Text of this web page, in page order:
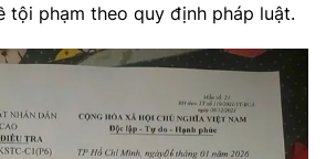
Podcast
Shorts video
tội phạm theo quy định pháp luật.